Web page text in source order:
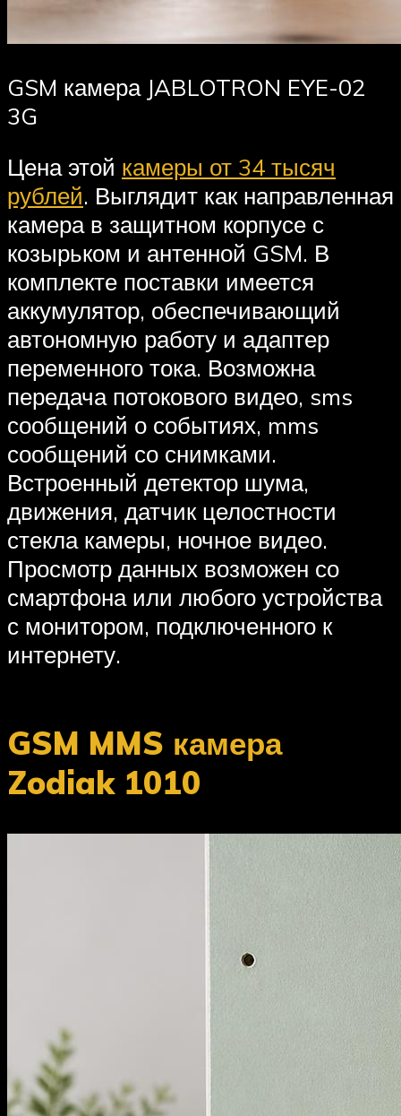
GSM камера JABLOTRON EYE-02
3G
Цена этой камеры от 34 тысяч
рублей. Выглядит как направленная
камера в защитном корпусе с
козырьком и антенной GSM. В
комплекте поставки имеется
аккумулятор, обеспечивающий
автономную работу и адаптер
переменного тока. Возможна
передача потокового видео, sms
сообщений о событиях, mms
сообщений со снимками.
Встроенный детектор шума,
движения, датчик целостности
стекла камеры, ночное видео.
Просмотр данных возможен со
смартфона или любого устройства
с монитором, подключенного к
интернету.
GSM MMS камера
Zodiak 1010